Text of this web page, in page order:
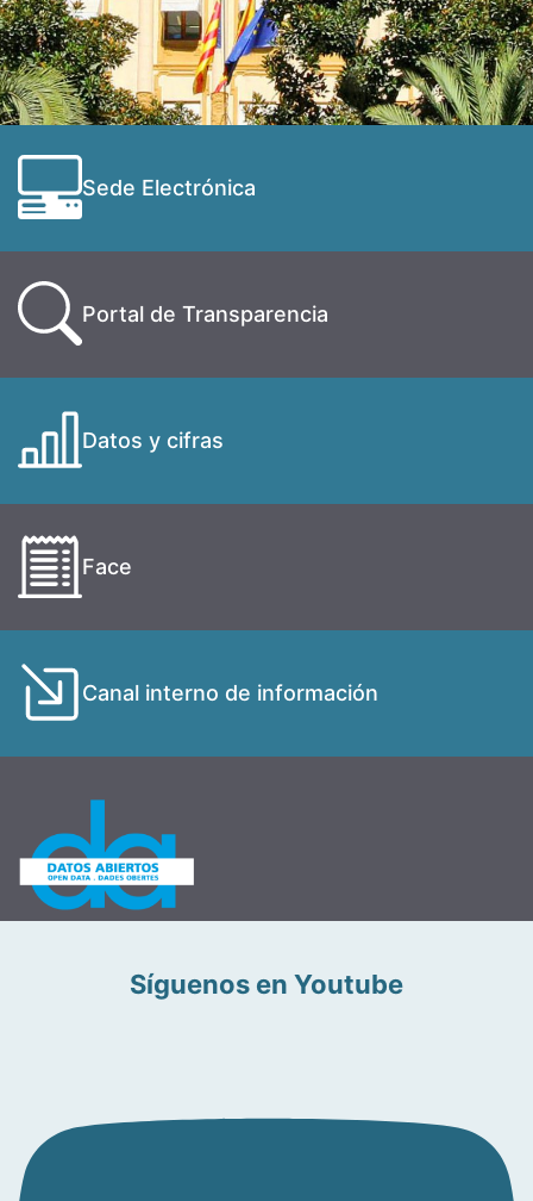
Sede Electrónica
Portal de Transparencia
Datos y cifras
Face
Canal interno de información
Síguenos en Youtube